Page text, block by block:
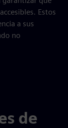
Estos
a sus
no
de